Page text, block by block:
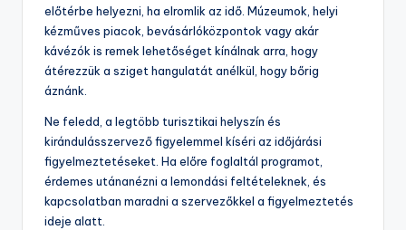
előtérbe helyezni, ha elromlik az idő. Múzeumok, helyi
kézműves piacok, bevásárlóközpontok vagy akár
kávézók is remek lehetőséget kínálnak arra, hogy
átérezzük a sziget hangulatát anélkül, hogy bőrig
áznánk.
Ne feledd, a legtöbb turisztikai helyszín és
kirándulásszervező figyelemmel kíséri az időjárási
figyelmeztetéseket. Ha előre foglaltál programot,
érdemes utánanézni a lemondási feltételeknek, és
kapcsolatban maradni a szervezőkkel a figyelmeztetés
ideje alatt.